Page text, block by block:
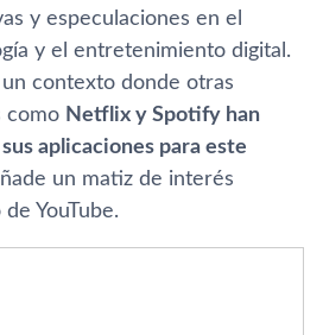
y especulaciones en el
y el entretenimiento digital.
contexto donde otras
como Netflix y Spotify han
aplicaciones para este
un matiz de interés
YouTube.